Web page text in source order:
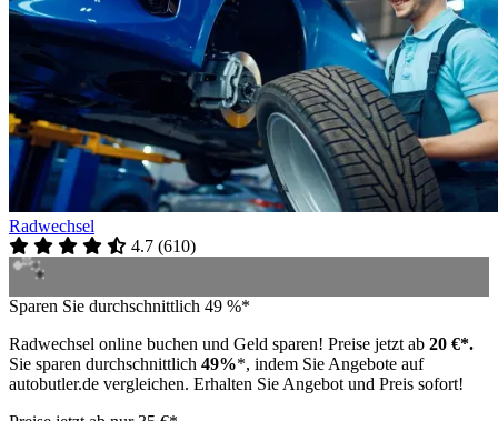
Radwechsel
4.7 (610)
Sparen Sie durchschnittlich 49 %*
Radwechsel online buchen und Geld sparen! Preise jetzt ab 20 €*.
Sie sparen durchschnittlich 49%*, indem Sie Angebote auf
autobutler.de vergleichen. Erhalten Sie Angebot und Preis sofort!